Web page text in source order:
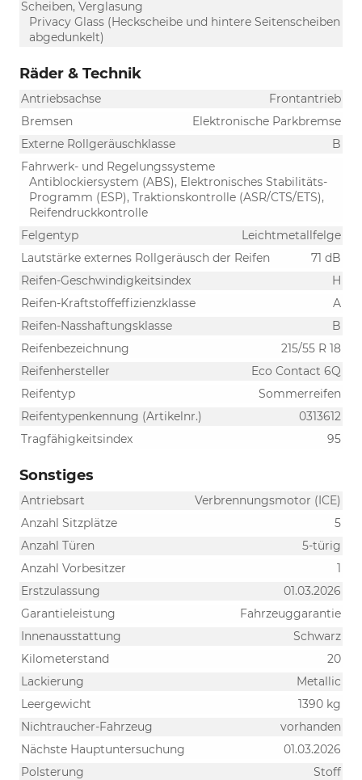
Scheiben, Verglasung
Privacy Glass (Heckscheibe und hintere Seitenscheiben
abgedunkelt)
Räder & Technik
Antriebsachse
Frontantrieb
Bremsen
Elektronische Parkbremse
Externe Rollgeräuschklasse
B
Fahrwerk- und Regelungssysteme
Antiblockiersystem (ABS), Elektronisches Stabilitäts-
Programm (ESP), Traktionskontrolle (ASR/CTS/ETS),
Reifendruckkontrolle
Felgentyp
Leichtmetallfelge
Lautstärke externes Rollgeräusch der Reifen
71 dB
Reifen-Geschwindigkeitsindex
H
Reifen-Kraftstoffeffizienzklasse
A
Reifen-Nasshaftungsklasse
B
Reifenbezeichnung
215/55 R 18
Reifenhersteller
Eco Contact 6Q
Reifentyp
Sommerreifen
Reifentypenkennung (Artikelnr.)
0313612
Tragfähigkeitsindex
95
Sonstiges
Antriebsart
Verbrennungsmotor (ICE)
Anzahl Sitzplätze
5
Anzahl Türen
5-türig
Anzahl Vorbesitzer
1
Erstzulassung
01.03.2026
Garantieleistung
Fahrzeuggarantie
Innenausstattung
Schwarz
Kilometerstand
20
Lackierung
Metallic
Leergewicht
1390 kg
Nichtraucher-Fahrzeug
vorhanden
Nächste Hauptuntersuchung
01.03.2026
Polsterung
Stoff